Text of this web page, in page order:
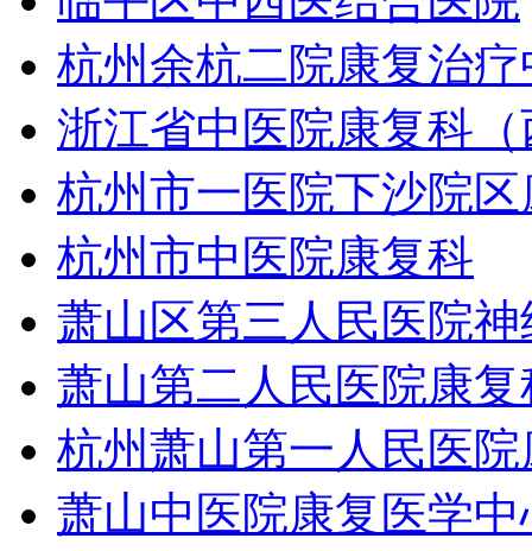
杭州余杭二院康复治疗
浙江省中医院康复科
杭州市一医院下沙院
杭州市中医院康复科
萧山区第三人民医院
萧山第二人民医院康复
杭州萧山第一人民医
萧山中医院康复医学中